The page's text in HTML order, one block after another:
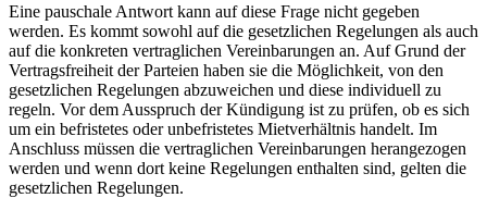
Eine pauschale Antwort kann auf diese Frage nicht gegeben
werden. Es kommt sowohl auf die gesetzlichen Regelungen als auch
auf die konkreten vertraglichen Vereinbarungen an. Auf Grund der
Vertragsfreiheit der Parteien haben sie die Möglichkeit, von den
gesetzlichen Regelungen abzuweichen und diese individuell zu
regeln. Vor dem Ausspruch der Kündigung ist zu prüfen, ob es sich
um ein befristetes oder unbefristetes Mietverhältnis handelt. Im
Anschluss müssen die vertraglichen Vereinbarungen herangezogen
werden und wenn dort keine Regelungen enthalten sind, gelten die
gesetzlichen Regelungen.